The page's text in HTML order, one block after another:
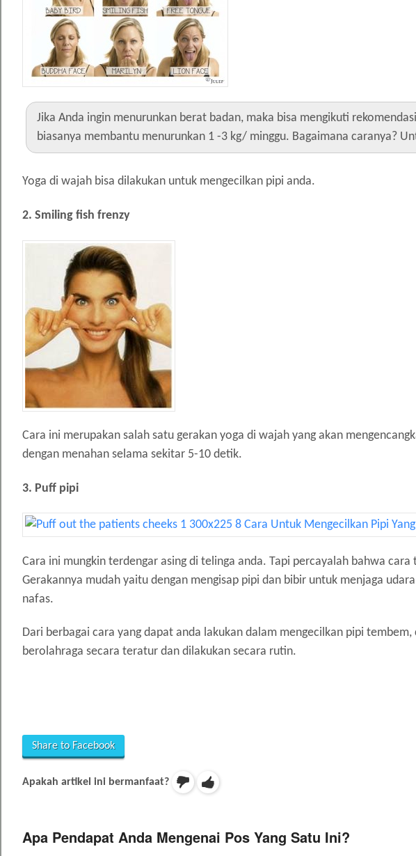
Jika Anda ingin menurunkan berat badan, maka bisa mengikuti
biasanya membantu menurunkan 1 -3 kg/ minggu. Bagaimana caranya?
Yoga di wajah bisa dilakukan untuk mengecilkan pipi anda.
2. Smiling fish frenzy
Cara ini merupakan salah satu gerakan yoga di wajah yang akan
dengan menahan selama sekitar 5-10 detik.
3. Puff pipi
Cara ini mungkin terdengar asing di telinga anda. Tapi percayalah bahwa
Gerakannya mudah yaitu dengan mengisap pipi dan bibir untuk menjaga
nafas.
Dari berbagai cara yang dapat anda lakukan dalam mengecilkan pipi
berolahraga secara teratur dan dilakukan secara rutin.
Share to Facebook
Apakah artikel ini bermanfaat?
Apa Pendapat Anda Mengenai Pos Yang Satu Ini?